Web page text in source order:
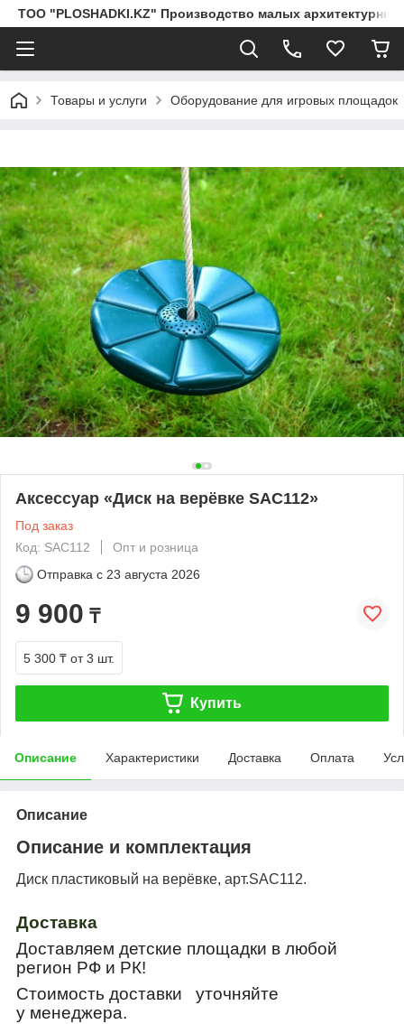
ТОО "PLOSHADKI.KZ" Производство малых
Товары и услуги Оборудование для игровых площадок
Аксессуар «Диск на верёвке SAC112»
Под заказ
Код: SAC112
Опт и розница
Отправка с 23 августа 2026
9 900 ₸
5 300 ₸ от 3 шт.
Купить
Описание Характеристики Доставка Оплата
Описание
Описание и комплектация
Диск пластиковый на верёвке, арт.SAC112.
Доставка
Доставляем детские площадки в любой
регион РФ и РК!
Стоимость доставки уточняйте
у менеджера.